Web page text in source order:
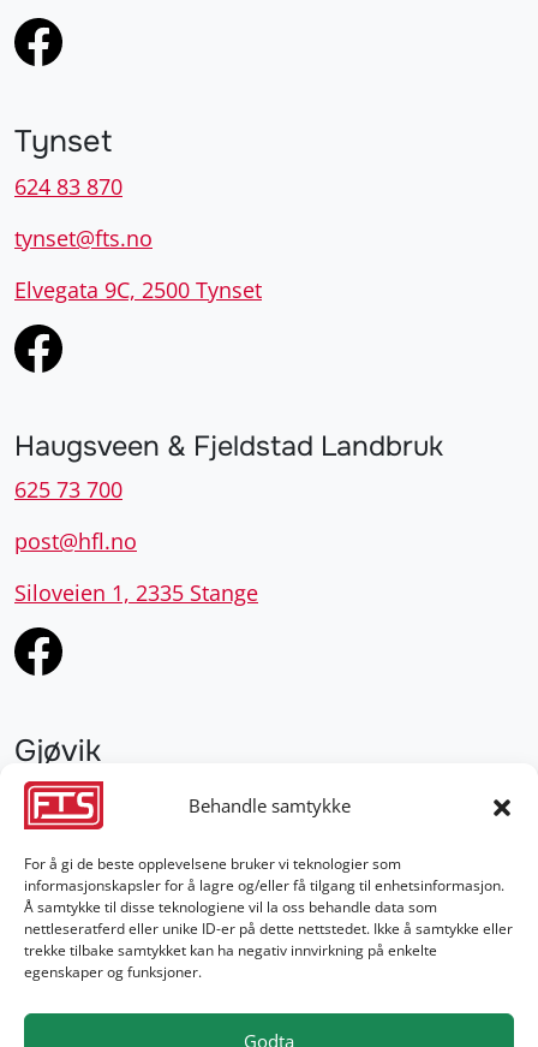
Behandle samtykke
For å gi de beste opplevelsene bruker vi teknologier som
informasjonskapsler for å lagre og/eller få tilgang til enhetsinformasjon.
Å samtykke til disse teknologiene vil la oss behandle data som
nettleseratferd eller unike ID-er på dette nettstedet. Ikke å samtykke eller
trekke tilbake samtykket kan ha negativ innvirkning på enkelte
egenskaper og funksjoner.
Godta
Tynset
624 83 870
tynset@fts.no
Elvegata 9C, 2500 Tynset
Haugsveen & Fjeldstad Landbruk
625 73 700
post@hfl.no
Siloveien 1, 2335 Stange
Gjøvik
952 28 000
Damvegen 4, 2827 Hunndalen